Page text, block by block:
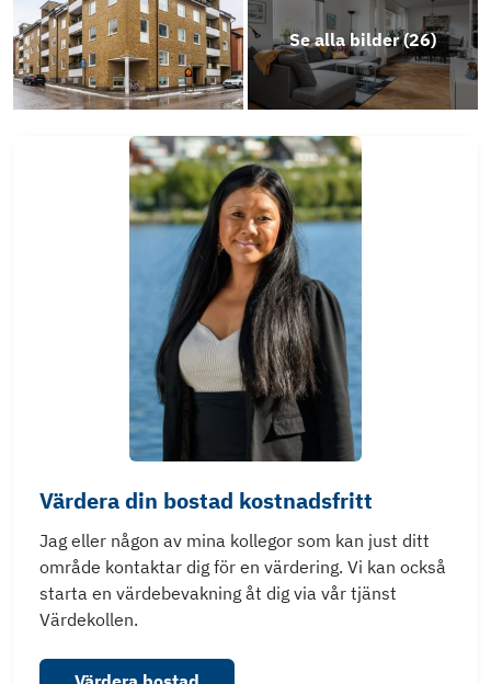
Se alla bilder (26)
Värdera din bostad kostnadsfritt
Jag eller någon av mina kollegor som kan just ditt
område kontaktar dig för en värdering. Vi kan också
starta en värdebevakning åt dig via vår tjänst
Värdekollen.